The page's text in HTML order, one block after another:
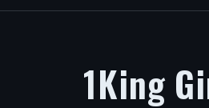
1King